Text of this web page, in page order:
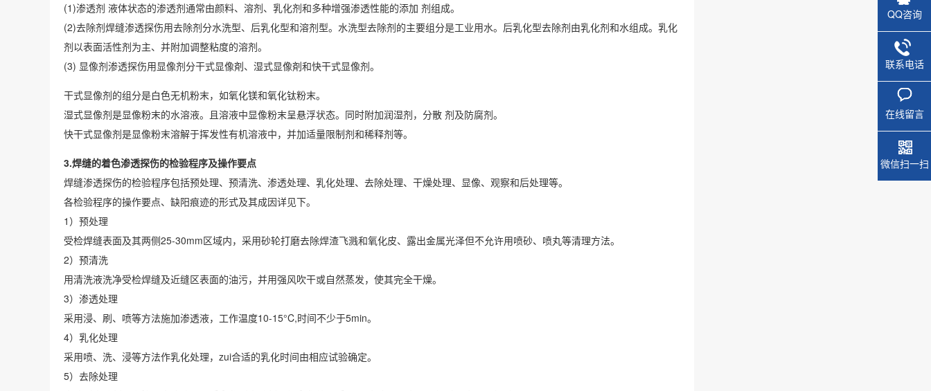
(1)渗透剂 液体状态的渗透剂通常由颜料、溶剂、乳化剂和多种增强渗透性能的添加 剂组成。
(2)去除剂焊缝渗透探伤用去除剂分水洗型、后乳化型和溶剂型。水洗型去除剂的主要组分是工业用水。后乳化型去除剂由乳化剂和水组成。乳化
剂以表面活性剂为主、并附加调整粘度的溶剂。
(3) 显像剂渗透探伤用显像剂分干式显像剤、湿式显像剤和快干式显像剂。
干式显像剂的组分是白色无机粉末，如氧化镁和氧化钛粉末。
湿式显像剂是显像粉末的水溶液。且溶液中显像粉末呈悬浮状态。同时附加润湿剂，分散 剂及防腐剂。
快干式显像剂是显像粉末溶解于挥发性有机溶液中，并加适量限制剂和稀释剂等。
3.焊缝的着色渗透探伤的检验程序及操作要点
焊缝渗透探伤的检验程序包括预处理、预清洗、渗透处理、乳化处理、去除处理、干燥处理、显像、观察和后处理等。
各检验程序的操作要点、缺阳痕迹的形式及其成因详见下。
1）预处理
受检焊缝表面及其两侧25-30mm区域内，采用砂轮打磨去除焊渣飞溅和氧化皮、露出金属光泽但不允许用喷砂、喷丸等清理方法。
2）预清洗
用清洗液洗净受检焊缝及近缝区表面的油污，并用强风吹干或自然蒸发，使其完全干燥。
3）渗透处理
采用浸、刷、喷等方法施加渗透液，工作温度10-15°C,时间不少于5min。
4）乳化处理
采用喷、洗、浸等方法作乳化处理，zui合适的乳化时间由相应试验确定。
5）去除处理
QQ咨询
联系电话
在线留言
微信扫一扫